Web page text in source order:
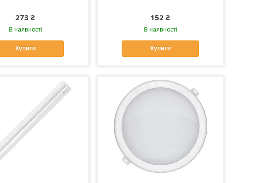
273 ₴
В наявності
Купити
152 ₴
В наявності
Купити